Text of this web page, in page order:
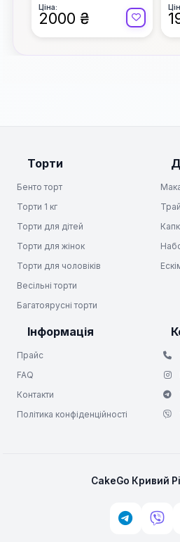
Ціна:
2000 ₴
Торти
Бенто торт
Торти 1 кг
Торти для дітей
Торти для жінок
Торти для чоловіків
Весільні торти
Багатоярусні торти
Інформація
Прайс
FAQ
Контакти
Політика конфіденційності
CakeGo Кривий